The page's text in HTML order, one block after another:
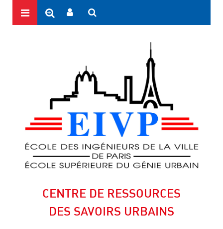
CENTRE DE RESSOURCES
DES SAVOIRS URBAINS